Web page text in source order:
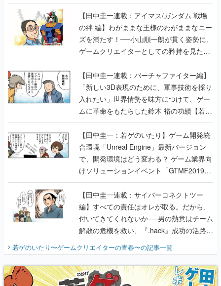
【田中圭一連載：アイマス/ガンダム 戦場
の絆 編】わがままな王様のわがままなニー
ズを満たす！──小山順一朗が貫く姿勢に、
ゲームクリエイターとしての矜持を見た
【若ゲのいたり最終回】
【田中圭一連載：バーチャファイター編】
「新しい3D表現のために、軍事技術を採り
入れたい」世界情勢を味方につけて、ゲー
ムに革命をもたらした鈴木 裕の功績【若ゲ
のいたり】
【田中圭一：若ゲのいたり】ゲーム開発統
合環境「Unreal Engine」最新バージョン
で、開発環境はどう変わる？ ゲーム業界向
けソリューションイベント「GTMF2019」
に行って、より理解を深めよう【PR】
【田中圭一連載：サイバーコネクトツー
編】すべての責任はオレが取る。だから、
付いてきてくれないか──男の熱意はチーム
解散の危機を救い、『.hack』成功の活路を
開く。業界の快男児・松山 洋に流れる血は
『少年ジャンプ』色だった【若ゲのいた
り】
若ゲのいたり〜ゲームクリエイターの青春〜の記事一覧